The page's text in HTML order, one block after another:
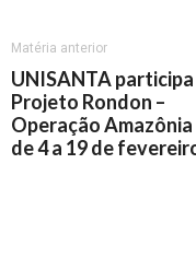
Matéria anterior
UNISANTA
Projeto Rondon –
Operação Amazônia
de 4 a 19 de